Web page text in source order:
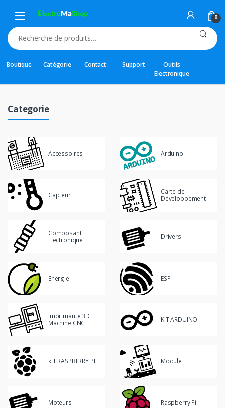
navigation
content
0
Recherche
pour :
Boutique Catégorie Contact Support
Outils
Electronique
Categorie
Accessoires Arduino
Capteur
Carte de
Développement
Composant
Electronique
Drivers
Energie ESP
Imprimante 3D ET
Machine CNC
KIT ARDUINO
kIT RASPBERRY PI Module
Moteurs Raspberry Pi